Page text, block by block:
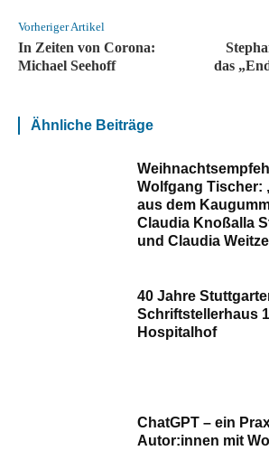
Vorheriger Artikel
In Zeiten von Corona:
Michael Seehoff
das
Ähnliche Beiträge
Wolfgang Tischer:
aus dem
Claudia Knoßalla
und Claudia
40 Jahre
Schriftstellerhaus
Hospitalhof
ChatGPT – ein
Autor:innen mit